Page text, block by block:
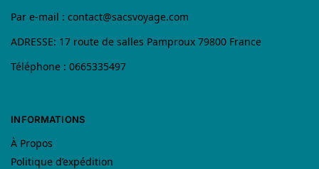
Par e-mail : contact@sacsvoyage.com
ADRESSE: 17 route de salles Pamproux 79800 France
Téléphone : 0665335497
INFORMATIONS
À Propos
Politique d’expédition